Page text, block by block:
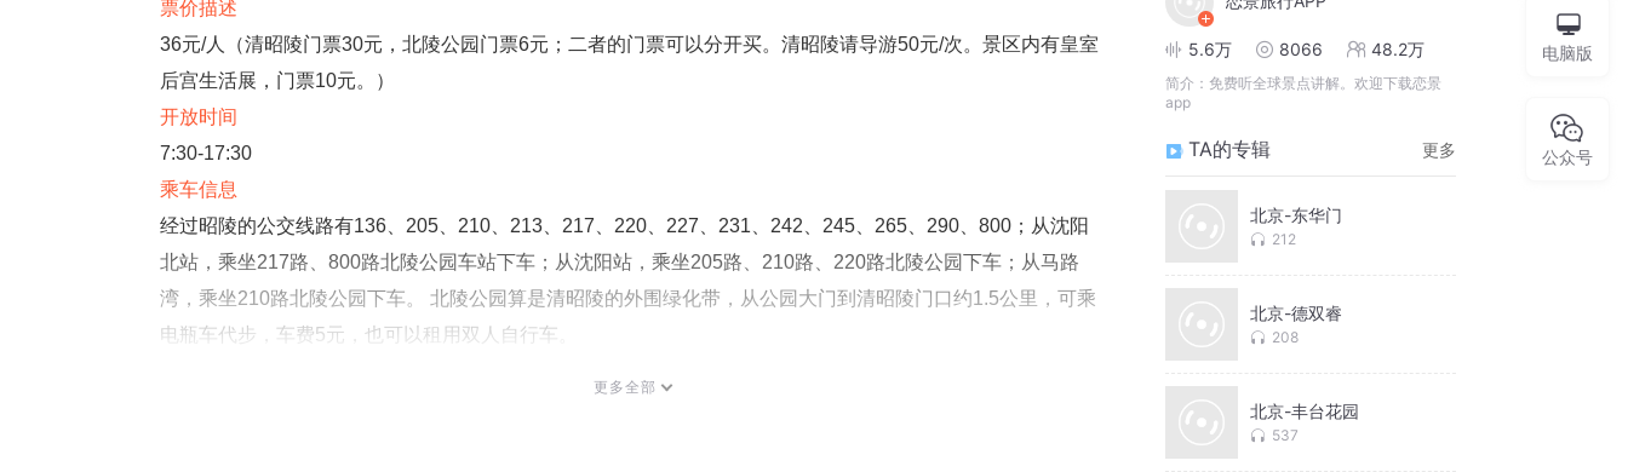
票价描述
36元/人（清昭陵门票30元，北陵公园门票6元；二者的门票可以分开买。清昭陵请导游50元/次。景区内有皇室
后宫生活展，门票10元。）
开放时间
7:30-17:30
乘车信息
经过昭陵的公交线路有136、205、210、213、217、220、227、231、242、245、265、290、800；从沈阳
北站，乘坐217路、800路北陵公园车站下车；从沈阳站，乘坐205路、210路、220路北陵公园下车；从马路
湾，乘坐210路北陵公园下车。 北陵公园算是清昭陵的外围绿化带，从公园大门到清昭陵门口约1.5公里，可乘
电瓶车代步，车费5元，也可以租用双人自行车。
更多全部
5.6万 8066 48.2万
简介： 免费听全球景点讲解。欢迎下载恋景
app
TA的专辑 更多
北京-东华门
212
北京-德双睿
208
北京-丰台花园
537
电脑版
公众号